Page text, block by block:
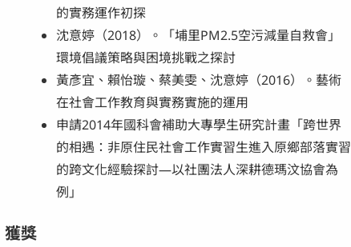
的實務運作初探
沈意婷（2018）。「埔里PM2.5空污減量自救會」
環境倡議策略與困境挑戰之探討
黃彥宜、賴怡璇、蔡美雯、沈意婷（2016）。藝術
在社會工作教育與實務實施的運用
申請2014年國科會補助大專學生研究計畫「跨世界
的相遇：非原住民社會工作實習生進入原鄉部落實習
的跨文化經驗探討—以社團法人深耕德瑪汶協會為
例」
獲獎